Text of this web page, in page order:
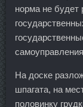
норма не будет
На доске
шпагата, на
половинку